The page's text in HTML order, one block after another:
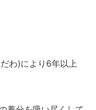
わ)により6年以上